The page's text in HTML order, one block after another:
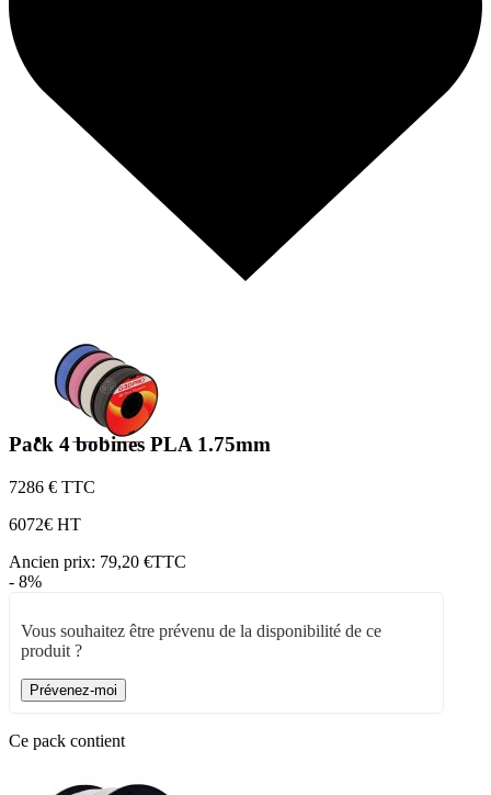
Pack 4 bobines PLA 1.75mm
7286 € TTC
6072€ HT
Ancien prix: 79,20 €TTC
- 8%
Vous souhaitez être prévenu de la disponibilité de ce
produit ?
Prévenez-moi
Ce pack contient